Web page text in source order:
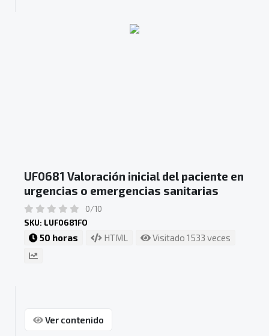
UF0681 Valoración inicial del paciente en
urgencias o emergencias sanitarias
0/10
SKU: LUF0681FO
50 horas HTML Visitado 1533 veces
Ver contenido